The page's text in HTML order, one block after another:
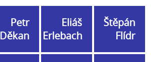
Petr
Děkan
Eliáš
Erlebach
Štěpán
Flídr